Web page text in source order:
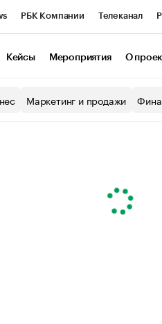
РБК Компании Телеканал
Экономика Бизнес
Кейсы Мероприятия О
Маркетинг и продажи